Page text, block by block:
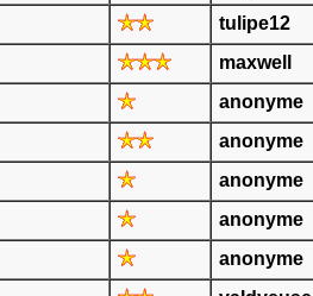
tulipe12
maxwell
anonyme
anonyme
anonyme
anonyme
anonyme